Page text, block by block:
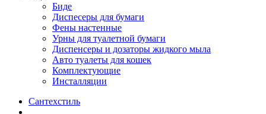
Биде
Диспесеры для бумаги
Фены настенные
Урны для туалетной бумаги
Диспенсеры и дозаторы жидкого мыла
Авто туалеты для кошек
Комплектующие
Инсталляции
Сантехстиль